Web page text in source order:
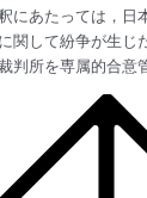
にあたっては，日
関して紛争が生じ
判所を専属的合意